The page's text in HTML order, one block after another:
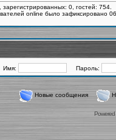
зарегистрированных: 0, гостей:
online было зафиксировано
Имя: Пароль:
Новые сообщения